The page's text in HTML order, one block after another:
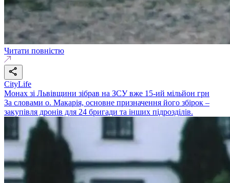
Читати повністю
CityLife
Монах зі Львівщини зібрав на ЗСУ вже 15-ий мільйон грн
За словами о. Макарія, основне призначення його збірок –
закупівля дронів для 24 бригади та інших підрозділів.